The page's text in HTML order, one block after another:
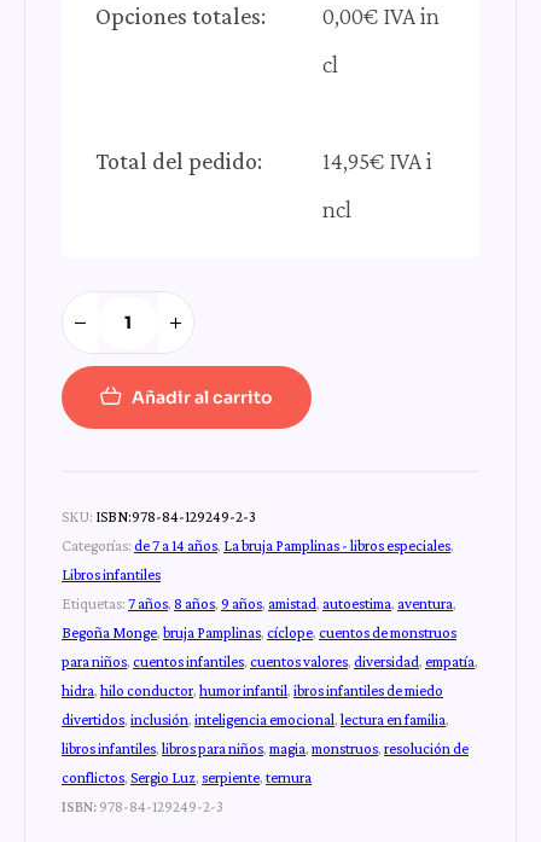
Opciones totales:
0,00€ IVA in
cl
Total del pedido:
14,95€ IVA i
ncl
Añadir al carrito
SKU: ISBN:978-84-129249-2-3
Categorías: de 7 a 14 años, La bruja Pamplinas - libros especiales,
Libros infantiles
Etiquetas: 7 años, 8 años, 9 años, amistad, autoestima, aventura,
Begoña Monge, bruja Pamplinas, cíclope, cuentos de monstruos
para niños, cuentos infantiles, cuentos valores, diversidad, empatía,
hidra, hilo conductor, humor infantil, ibros infantiles de miedo
divertidos, inclusión, inteligencia emocional, lectura en familia,
libros infantiles, libros para niños, magia, monstruos, resolución de
conflictos, Sergio Luz, serpiente, ternura
ISBN: 978-84-129249-2-3